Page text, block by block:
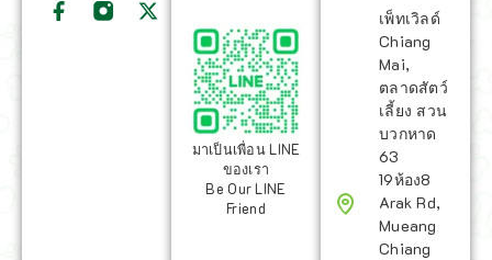
มาเป็นเพื่อน LINE
ของเรา
Be Our LINE
Friend
เพ็ทเวิลด์
Chiang
Mai,
ตลาดสัตว์
เลี้ยง สวน
บวกหาด
63
19ห้อง8
Arak Rd,
Mueang
Chiang